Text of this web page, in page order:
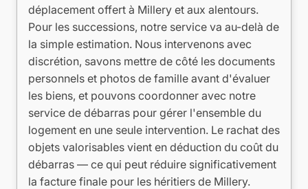
déplacement offert à Millery et aux alentours.
Pour les successions, notre service va au-delà de
la simple estimation. Nous intervenons avec
discrétion, savons mettre de côté les documents
personnels et photos de famille avant d'évaluer
les biens, et pouvons coordonner avec notre
service de débarras pour gérer l'ensemble du
logement en une seule intervention. Le rachat des
objets valorisables vient en déduction du coût du
débarras — ce qui peut réduire significativement
la facture finale pour les héritiers de Millery.